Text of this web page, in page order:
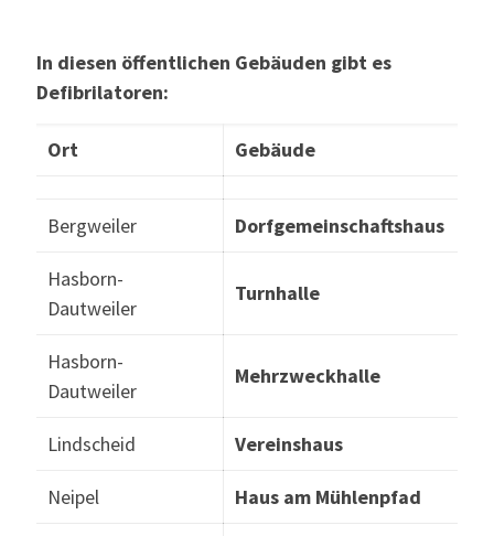
In diesen öffentlichen Gebäuden gibt es
Defibrilatoren:
Ort Gebäude
Bergweiler Dorfgemeinschaftshaus
Hasborn-
Dautweiler
Turnhalle
Hasborn-
Dautweiler
Mehrzweckhalle
Lindscheid Vereinshaus
Neipel Haus am Mühlenpfad